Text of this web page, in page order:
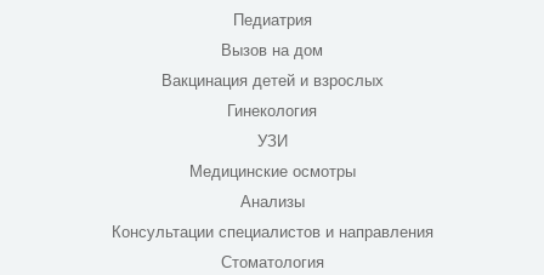
Педиатрия
Вызов на дом
Вакцинация детей и взрослых
Гинекология
УЗИ
Медицинские осмотры
Анализы
Консультации специалистов и направления
Стоматология